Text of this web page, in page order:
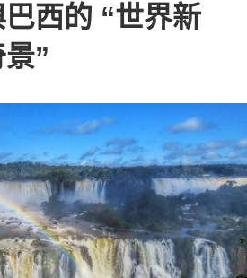
西的 “世界新
”